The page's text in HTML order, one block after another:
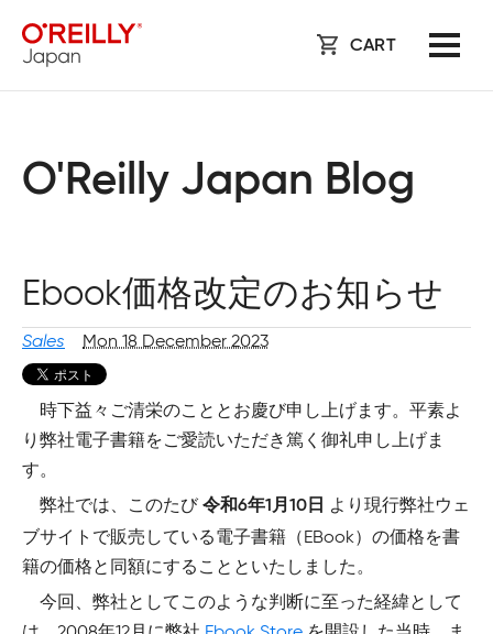
CART
O'Reilly Japan Blog
Ebook価格改定のお知らせ
Sales Mon 18 December 2023
時下益々ご清栄のこととお慶び申し上げます。平素よ
り弊社電子書籍をご愛読いただき篤く御礼申し上げま
す。
弊社では、このたび令和6年1月10日
より現行弊社ウェ
ブサイトで販売している電子書籍（EBook）の価格を書
籍の価格と同額にすることといたしました。
今回、弊社としてこのような判断に至った経緯として